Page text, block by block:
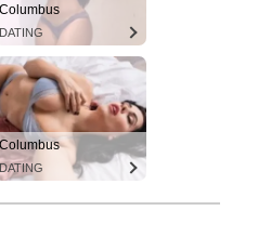
Columbus
DATING
Columbus
DATING